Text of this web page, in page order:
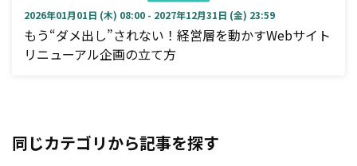
2026年01月01日 (木) 08:00 - 2027年12月31日 (金) 23:59
もう“ダメ出し”されない！経営層を動かすWebサイト
リニューアル企画の立て方
同じカテゴリから記事を探す